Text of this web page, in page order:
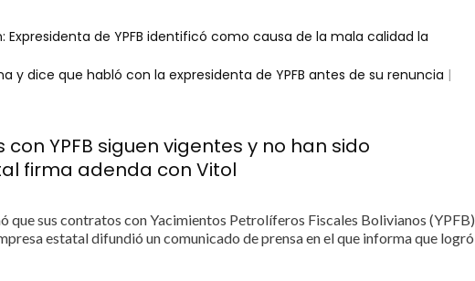
Expresidenta de YPFB identificó como causa de la mala calidad la
y dice que habló con la expresidenta de YPFB antes de su renuncia |
YPFB siguen vigentes y no han sido
firma adenda con Vitol
sus contratos con Yacimientos Petrolíferos Fiscales Bolivianos (YPFB)
estatal difundió un comunicado de prensa en el que informa que logró